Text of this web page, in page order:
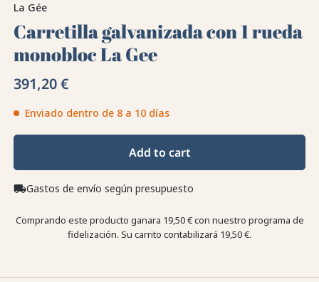
La Gée
Carretilla galvanizada con 1 rueda
monobloc La Gee
391,20 €
Enviado dentro de 8 a 10 días
Add to cart
local_shippingGastos de envío según presupuesto
Comprando este producto ganara 19,50 €con nuestro programa de
fidelización. Su carrito contabilizará 19,50 €.